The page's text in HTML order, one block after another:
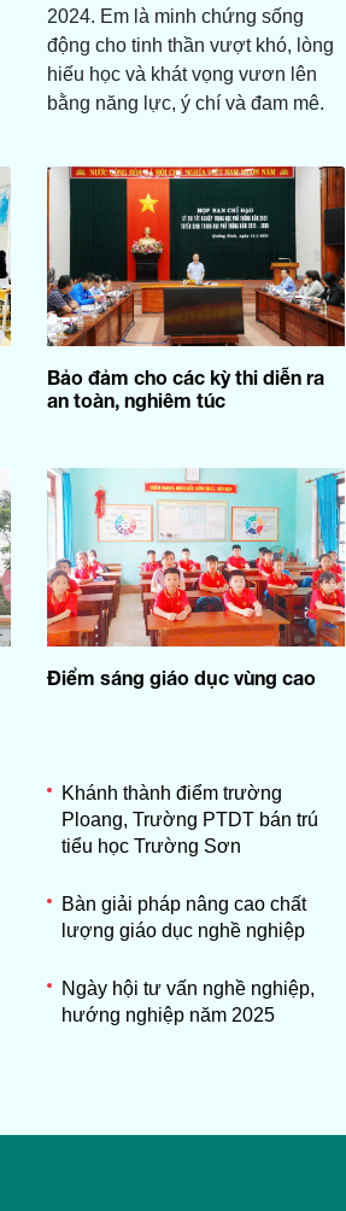
2024. Em là minh chứng sống
động cho tinh thần vượt khó, lòng
hiếu học và khát vọng vươn lên
bằng năng lực, ý chí và đam mê.
Bảo đảm cho các kỳ thi diễn ra
an toàn, nghiêm túc
Điểm sáng giáo dục vùng cao
Khánh thành điểm trường
Ploang, Trường PTDT bán trú
tiểu học Trường Sơn
Bàn giải pháp nâng cao chất
lượng giáo dục nghề nghiệp
Ngày hội tư vấn nghề nghiệp,
hướng nghiệp năm 2025